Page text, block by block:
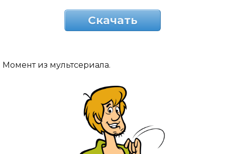
Скачать
Момент из мультсериала.